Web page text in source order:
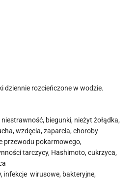
dziennie rozcieńczone w wodzie.
biegunki, nieżyt żołądka,
wzdęcia, zaparcia, choroby
przewodu pokarmowego,
tarczycy, Hashimoto, cukrzyca,
infekcje wirusowe, bakteryjne,